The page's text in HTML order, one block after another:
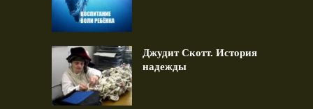
Джудит Скотт. История
надежды